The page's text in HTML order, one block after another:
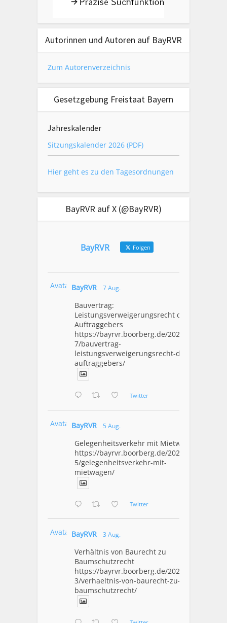
Autorinnen und Autoren auf BayRVR
Zum Autorenverzeichnis
Gesetzgebung Freistaat Bayern
Jahreskalender
Sitzungskalender 2026 (PDF)
Hier geht es zu den Tagesordnungen
BayRVR auf X (@BayRVR)
BayRVR Folgen
Avatar BayRVR 7 Aug.
Bauvertrag:
Leistungsverweigerungsrecht des
Auftraggebers
https://bayrvr.boorberg.de/2026/08/0
7/bauvertrag-
leistungsverweigerungsrecht-des-
auftraggebers/
Twitter
Avatar BayRVR 5 Aug.
Gelegenheitsverkehr mit Mietwagen
https://bayrvr.boorberg.de/2026/08/0
5/gelegenheitsverkehr-mit-
mietwagen/
Twitter
Avatar BayRVR 3 Aug.
Verhältnis von Baurecht zu
Baumschutzrecht
https://bayrvr.boorberg.de/2026/08/0
3/verhaeltnis-von-baurecht-zu-
baumschutzrecht/